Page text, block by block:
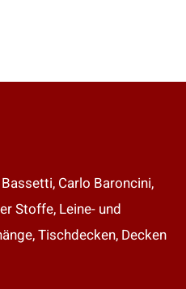
Carlo Baroncini,
Stoffe, Leine- und
Tischdecken, Decken